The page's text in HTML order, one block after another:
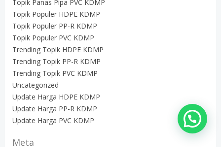
Topik Panas Pipa PVC KDMP
Topik Populer HDPE KDMP
Topik Populer PP-R KDMP
Topik Populer PVC KDMP
Trending Topik HDPE KDMP
Trending Topik PP-R KDMP
Trending Topik PVC KDMP
Uncategorized
Update Harga HDPE KDMP
Update Harga PP-R KDMP
Update Harga PVC KDMP
Meta